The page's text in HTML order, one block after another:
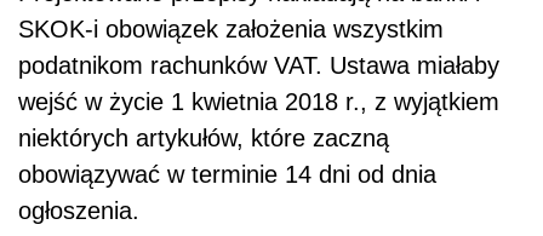
SKOK-i obowiązek założenia wszystkim
podatnikom rachunków VAT. Ustawa miałaby
wejść w życie 1 kwietnia 2018 r., z wyjątkiem
niektórych artykułów, które zaczną
obowiązywać w terminie 14 dni od dnia
ogłoszenia.